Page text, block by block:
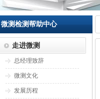
微测检测帮助中心
走进微测
总经理致辞
微测文化
发展历程